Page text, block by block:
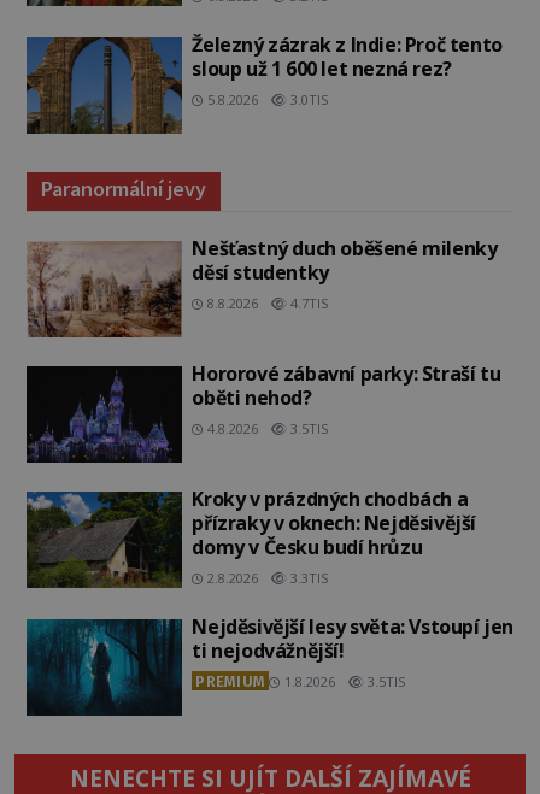
Železný zázrak z Indie: Proč tento
sloup už 1 600 let nezná rez?
5.8.2026 3.0TIS
Paranormální jevy
Nešťastný duch oběšené milenky
děsí studentky
8.8.2026 4.7TIS
Hororové zábavní parky: Straší tu
oběti nehod?
4.8.2026 3.5TIS
Kroky v prázdných chodbách a
přízraky v oknech: Nejděsivější
domy v Česku budí hrůzu
2.8.2026 3.3TIS
Nejděsivější lesy světa: Vstoupí jen
ti nejodvážnější!
PREMIUM 1.8.2026 3.5TIS
NENECHTE SI UJÍT DALŠÍ ZAJÍMAVÉ